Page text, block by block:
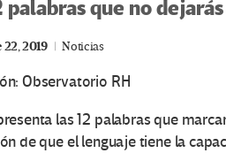
palabras que no
2019 Noticias
Observatorio RH
las 12 palabras que
de que el lenguaje tiene la